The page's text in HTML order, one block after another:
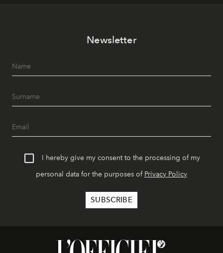
Newsletter
I hereby give my consent to the processing of my
personal data for the purposes of Privacy Policy